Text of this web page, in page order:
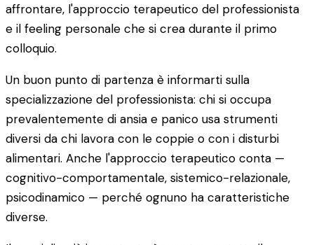
affrontare, l'approccio terapeutico del professionista
e il feeling personale che si crea durante il primo
colloquio.
Un buon punto di partenza è informarti sulla
specializzazione del professionista: chi si occupa
prevalentemente di ansia e panico usa strumenti
diversi da chi lavora con le coppie o con i disturbi
alimentari. Anche l'approccio terapeutico conta —
cognitivo-comportamentale, sistemico-relazionale,
psicodinamico — perché ognuno ha caratteristiche
diverse.